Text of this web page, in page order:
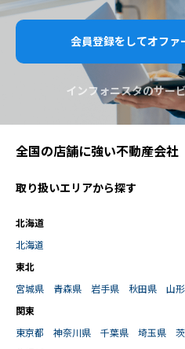
会員登録をしてオファ
インフォニスタのサー
全国の店舗に強い不動産会社
取り扱いエリアから探す
北海道
北海道
東北
宮城県
青森県 岩手県 秋田県 山
関東
東京都
神奈川県 千葉県 埼玉県